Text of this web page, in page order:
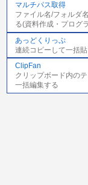
マルチパス取得
ファイル名/フォルダ
る(資料作成・プログ
あっどくりっぷ
連続コピーして一括
ClipFan
クリップボード内の
一括編集する